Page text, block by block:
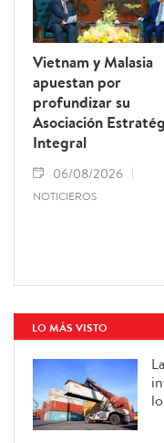
Vietnam y Malasia
apuestan por
profundizar su
Asociación
Integral
06/08/2026
NOTICIEROS
LO MÁS VISTO